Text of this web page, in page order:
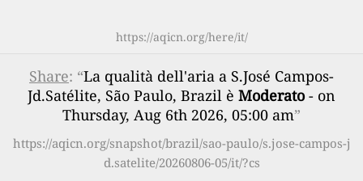
https://aqicn.org/here/it/
Share: “La qualità dell'aria a S.José Campos-
Jd.Satélite, São Paulo, Brazil è Moderato- on
Thursday, Aug 6th 2026, 05:00 am”
https://aqicn.org/snapshot/brazil/sao-paulo/s.jose-campos-j
d.satelite/20260806-05/it/?cs